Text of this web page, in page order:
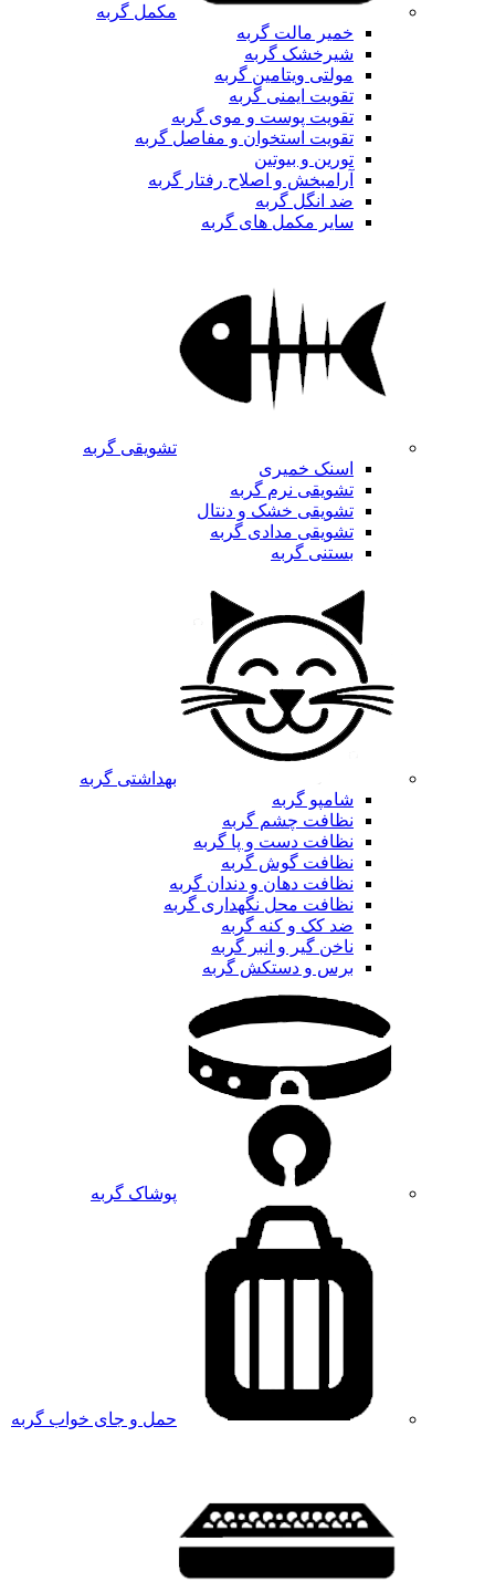
مکمل گربه
خمیر مالت گربه
شیرخشک گربه
مولتی ویتامین گربه
تقویت ایمنی گربه
تقویت پوست و موی گربه
تقویت استخوان و مفاصل گربه
تورین و بیوتین
آرامبخش و اصلاح رفتار گربه
ضد انگل گربه
سایر مکمل های گربه
تشویقی گربه
اسنک خمیری
تشویقی نرم گربه
تشویقی خشک و دنتال
تشویقی مدادی گربه
بستنی گربه
بهداشتی گربه
شامپو گربه
نظافت چشم گربه
نظافت دست و پا گربه
نظافت گوش گربه
نظافت دهان و دندان گربه
نظافت محل نگهداری گربه
ضد کک و کنه گربه
ناخن گیر و انبر گربه
برس و دستکش گربه
پوشاک گربه
حمل و جای خواب گربه